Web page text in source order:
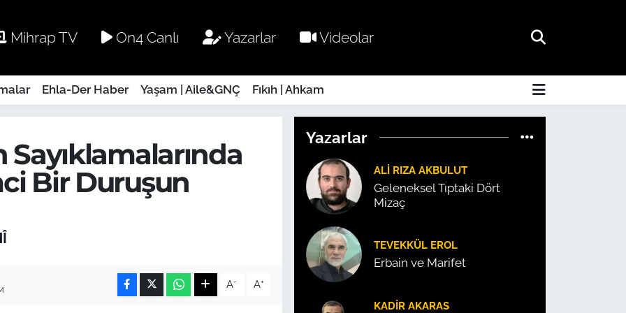
Mihrap TV On4 Canlı Yazarlar Videolar
Ehla-Der Haber Yaşam | Aile&GNÇ Fıkıh | Ahkam
Sayıklamalarında
Bir Duruşun
A- A+
Yazarlar
ALI RIZA AKBULUT
Geleneksel Tıptaki Dört
Mizaç
TEVEKKÜL EROL
Erbain ve Marifet
KADIR AKARAS